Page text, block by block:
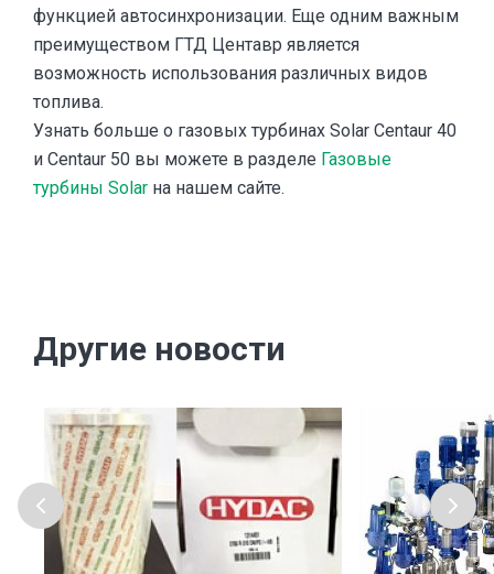
функцией автосинхронизации. Еще одним важным
преимуществом ГТД Центавр является
возможность использования различных видов
топлива.
Узнать больше о газовых турбинах Solar Centaur 40
и Centaur 50 вы можете в разделе Газовые
турбины Solar на нашем сайте.
Другие новости